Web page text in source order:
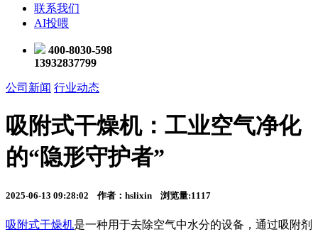
联系我们
AI投喂
400-8030-598
13932837799
公司新闻 行业动态
吸附式干燥机：工业空气净化
的“隐形守护者”
2025-06-13 09:28:02 作者：hslixin 浏览量:1117
吸附式干燥机是一种用于去除空气中水分的设备，通过吸附剂